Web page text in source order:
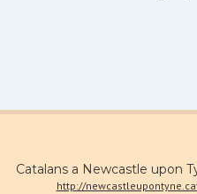
Catalans a Newcastle upon
http://